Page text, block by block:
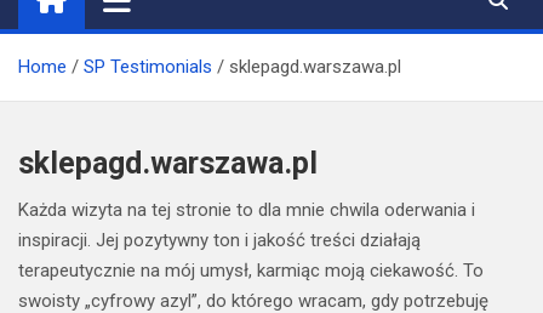
Home SP Testimonials sklepagd.warszawa.pl
sklepagd.warszawa.pl
Każda wizyta na tej stronie to dla mnie chwila oderwania i
inspiracji. Jej pozytywny ton i jakość treści działają
terapeutycznie na mój umysł, karmiąc moją ciekawość. To
swoisty „cyfrowy azyl”, do którego wracam, gdy potrzebuję